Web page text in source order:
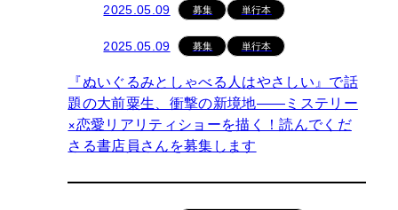
2025.05.09 募集 単行本
2025.05.09 募集 単行本
『ぬいぐるみとしゃべる人はやさしい』で話
題の大前粟生、衝撃の新境地――ミステリー
×恋愛リアリティショーを描く！読んでくだ
さる書店員さんを募集します